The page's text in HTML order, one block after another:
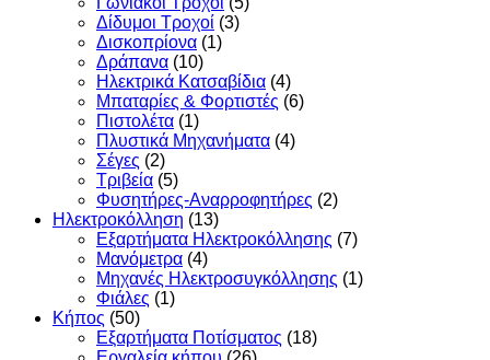
Δίδυμοι Τροχοί (3)
Δισκοπρίονα (1)
Δράπανα (10)
Ηλεκτρικά Κατσαβίδια (4)
Μπαταρίες & Φορτιστές (6)
Πιστολέτα (1)
Πλυστικά Μηχανήματα (4)
Σέγες (2)
Τριβεία (5)
Φυσητήρες-Αναρροφητήρες (2)
Ηλεκτροκόλληση (13)
Εξαρτήματα Ηλεκτροκόλλησης (7)
Μανόμετρα (4)
Μηχανές Ηλεκτροσυγκόλλησης (1)
Φιάλες (1)
Κήπος (50)
Εξαρτήματα Ποτίσματος (18)